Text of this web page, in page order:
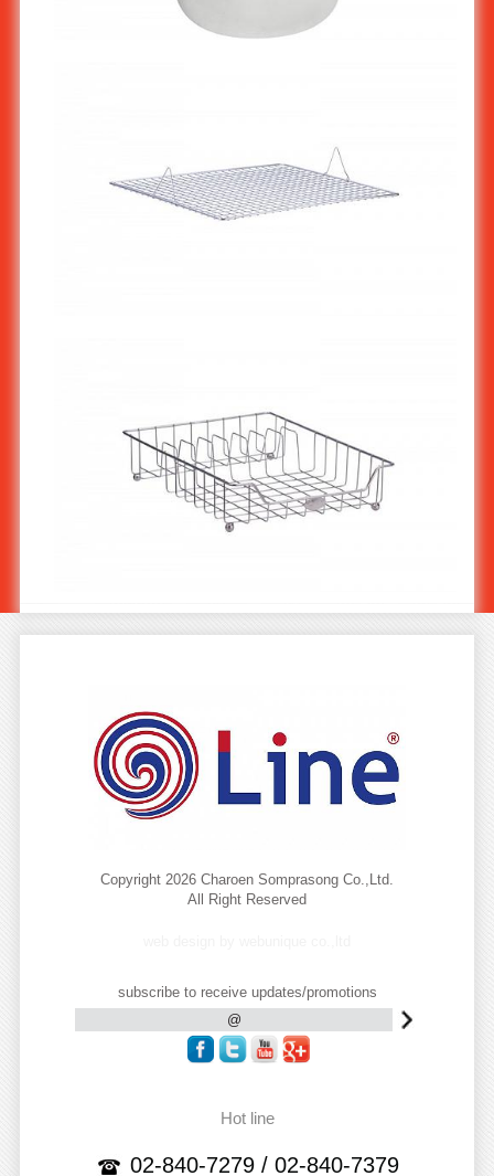
Copyright 2026 Charoen Somprasong Co.,Ltd.
All Right Reserved
subscribe to receive updates/promotions
Hot line
02-840-7279 / 02-840-7379